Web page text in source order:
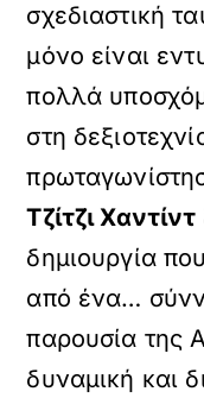
σχεδιαστική
μόνο είναι
πολλά
στη
Τζίτζι Χαντίντ
δημιουργία
από ένα…
παρουσία της
δυναμική και